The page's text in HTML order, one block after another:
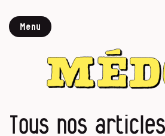
Menu
Tous nos articles